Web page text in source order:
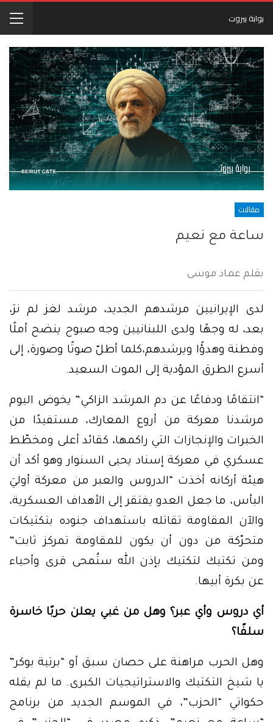
بوابة بيروت
مقالات
ساعة مع نعيم
بقلم عماد موسى
لدى الإيرانيين مرشدهم الجديد، مرشد لغز لم نرَ،
بعد، له وجهًا ولدى اللبنانيين وجه صبوح ينضح أملًا
وفطنة وهدؤًا ويرشدهم،كلما أطلّ صوتًا وصورة، إلى
أسرع الطرق المؤدية إلى الموت السعيد.
“انتقامًا ودفاعًا عن دم المرشد الزاكي” يخوض اليوم
مرشدنا معركة من أروع المعارك، مستفيدًا من
الخبرات والإنجازات التي راكمها، كقائد أعلى ومخطّط
عسكري في معركة إسناد يحيى السنوار وهو أكد أن
هيئة أركانه أخذت “الدروس والعبر من معركة أوليَ
البأس، ما جعل العدو يفتقر إلى الأهداف العسكرية،
والآن المقاومة تقاتله باستهداف جنوده بتكتيكات
متحرّكة من دون أن يكون للمقاومة تمركز ثابت”
ومن تكتيك لتكتيك بإذن الله ستُمحى قرى وأحياء
عن بكرة أبيها.
أي دروس وأي عبر؟ وهل من غبي يعلن حربًا خاسرة
سلفًا؟
وهل الحرب مراهنة على حصان سبق أو “برتية بوكر”
يا شيخ التكتيك والاستراتيجيات الكبرى. ما لم يقله
حكواتي “الحزب”، في الموسم الجديد من برنامج